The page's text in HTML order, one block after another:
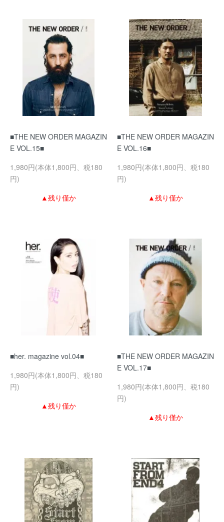
■THE NEW ORDER MAGAZIN
E VOL.15■
1,980円(本体1,800円、税180
円)
▲残り僅か
■THE NEW ORDER MAGAZIN
E VOL.16■
1,980円(本体1,800円、税180
円)
▲残り僅か
■her. magazine vol.04■
1,980円(本体1,800円、税180
円)
▲残り僅か
■THE NEW ORDER MAGAZIN
E VOL.17■
1,980円(本体1,800円、税180
円)
▲残り僅か